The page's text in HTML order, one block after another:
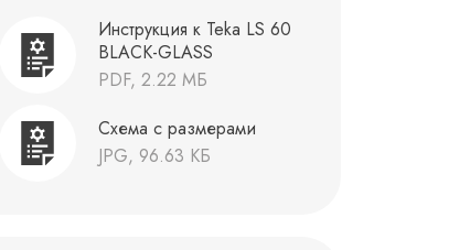
Инструкция к Teka LS 60
BLACK-GLASS
PDF, 2.22 МБ
Схема с размерами
JPG, 96.63 КБ